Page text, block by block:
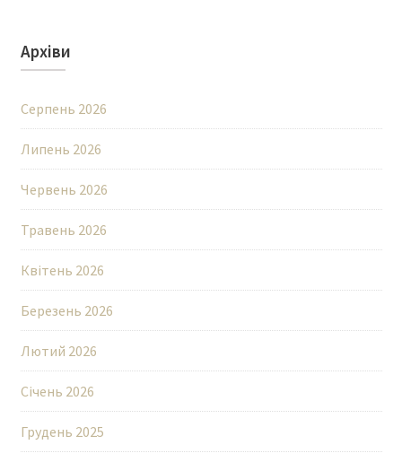
Архіви
Серпень 2026
Липень 2026
Червень 2026
Травень 2026
Квітень 2026
Березень 2026
Лютий 2026
Січень 2026
Грудень 2025